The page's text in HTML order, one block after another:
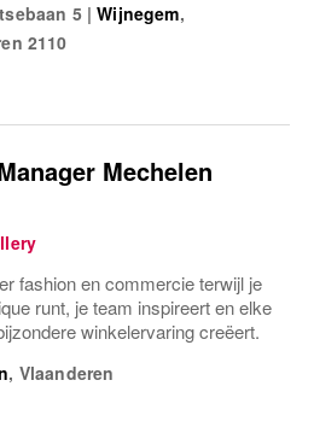
in Wijnegem kom je terecht bij
modemerk in het...
5 | Wijnegem,
2110
Mechelen
fashion en commercie terwijl je
runt, je team inspireert en elke
winkelervaring creëert.
, Vlaanderen